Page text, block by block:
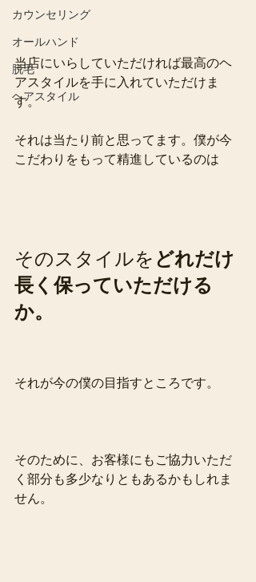
カウンセリング
オールハンド
脱毛
ヘアスタイル
当店にいらしていただければ最高のヘ
アスタイルを手に入れていただけま
す。
それは当たり前と思ってます。僕が今
こだわりをもって精進しているのは
そのスタイルを どれだけ
長く保っていただける
か。
それが今の僕の目指すところです。
そのために、お客様にもご協力いただ
く部分も多少なりともあるかもしれま
せん。